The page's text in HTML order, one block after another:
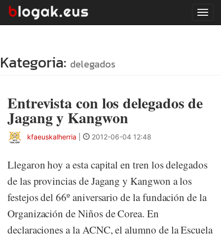
Kategoria: delegados
Entrevista con los delegados de
Jagang y Kangwon
kfaeuskalherria 2012-06-04 12:48
Llegaron hoy a esta capital en tren los delegados
de las provincias de Jagang y Kangwon a los
festejos del 66º aniversario de la fundación de la
Organización de Niños de Corea. En
declaraciones a la ACNC, el alumno de la Escuela